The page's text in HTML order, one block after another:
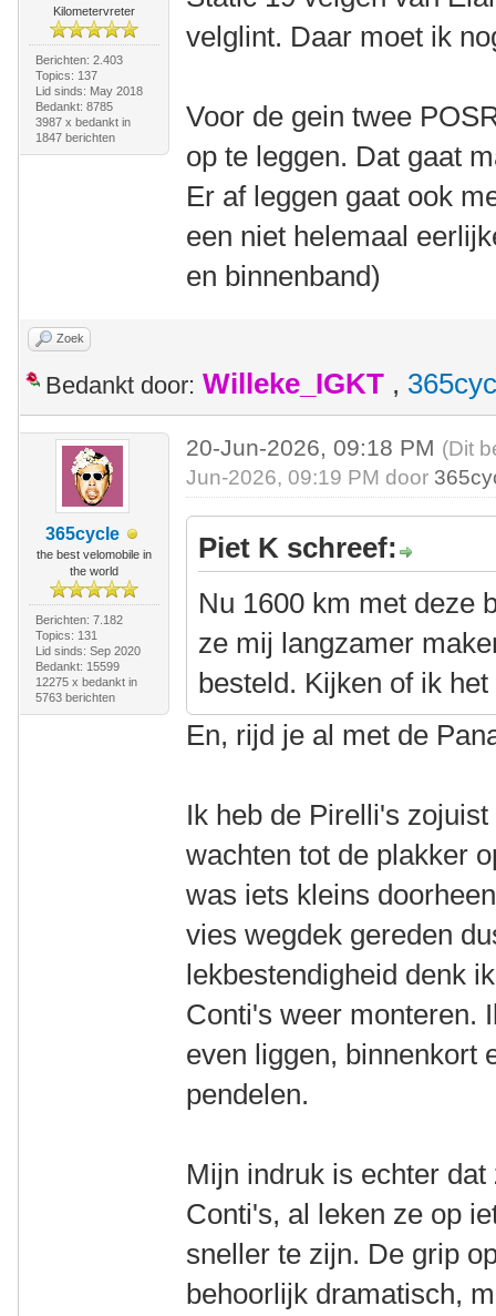
Kilometervreter
Berichten: 2.403
Topics: 137
Lid sinds: May 2018
Bedankt: 8785
3987 x bedankt in
1847 berichten
velglint. Daar moet ik
Voor de gein twee
op te leggen. Dat gaat
Er af leggen gaat ook
een niet helemaal
en binnenband)
Zoek
Bedankt door: Willeke_IGKT ,
365cycle
the best velomobile in
the world
Berichten: 7.182
Topics: 131
Lid sinds: Sep 2020
Bedankt: 15599
12275 x bedankt in
5763 berichten
20-Jun-2026, 09:18 PM (Dit
Jun-2026, 09:19 PM door
Piet K schreef:
Nu 1600 km met deze
ze mij langzamer
besteld. Kijken of ik
En, rijd je al met de
Ik heb de Pirelli's
wachten tot de plakker
was iets kleins
vies wegdek gereden
lekbestendigheid denk
Conti's weer monteren.
even liggen, binnenkort
pendelen.
Mijn indruk is echter
Conti's, al leken ze op
sneller te zijn. De grip
behoorlijk dramatisch,